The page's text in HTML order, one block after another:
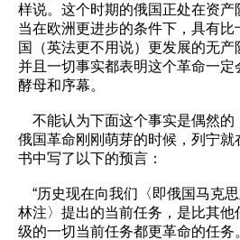
样说。这个时期的俄国正处在资产
当在欧洲更进步的条件下，具有
国（英法更不用说）更发展的无产
并且一切事实都表明这个革命一定
酵母和序幕。
不能认为下面这个事实是偶然的
俄国革命刚刚萌芽的时候，列宁就
书中写了以下的预言：
“历史现在向我们〈即俄国马克
林注〉提出的当前任务，是比其
级的一切当前任务都更革命的任